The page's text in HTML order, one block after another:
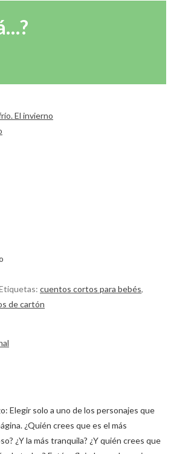
cuentos cortos para bebés,
de cartón
Elegir solo a uno de los personajes que
¿Quién crees que es el más
¿Y la más tranquila? ¿Y quién crees que